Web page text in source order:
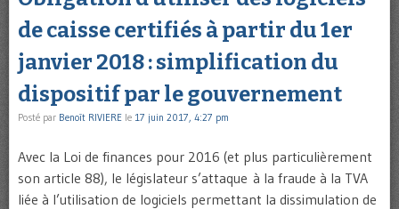
de caisse certifiés à partir du 1er
janvier 2018 : simplification du
dispositif par le gouvernement
Posté par Benoît RIVIERE le 17 juin 2017, 4:27 pm
Avec la Loi de finances pour 2016 (et plus particulièrement
son article 88), le législateur s’attaque à la fraude à la TVA
liée à l’utilisation de logiciels permettant la dissimulation de